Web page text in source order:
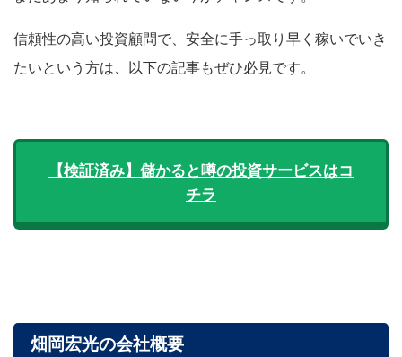
信頼性の高い投資顧問で、安全に手っ取り早く稼いでいき
たいという方は、以下の記事もぜひ必見です。
【検証済み】儲かると噂の投資サービスはコ
チラ
畑岡宏光の会社概要